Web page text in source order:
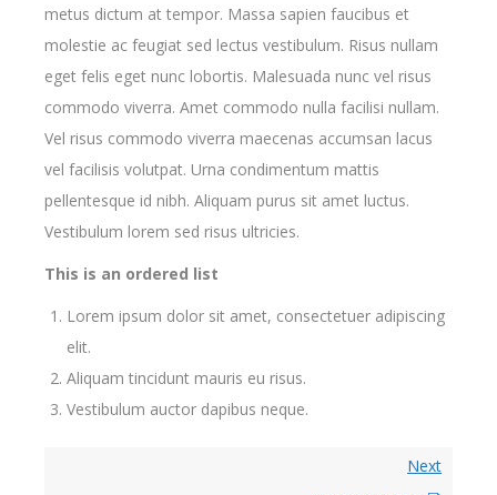
metus dictum at tempor. Massa sapien faucibus et
molestie ac feugiat sed lectus vestibulum. Risus nullam
eget felis eget nunc lobortis. Malesuada nunc vel risus
commodo viverra. Amet commodo nulla facilisi nullam.
Vel risus commodo viverra maecenas accumsan lacus
vel facilisis volutpat. Urna condimentum mattis
pellentesque id nibh. Aliquam purus sit amet luctus.
Vestibulum lorem sed risus ultricies.
This is an ordered list
Lorem ipsum dolor sit amet, consectetuer adipiscing
elit.
Aliquam tincidunt mauris eu risus.
Vestibulum auctor dapibus neque.
Next